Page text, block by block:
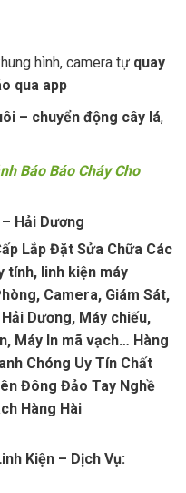
hình, camera tự quay
qua app
– chuyển động cây lá,
Báo Báo Cháy Cho
Hải Dương
Lắp Đặt Sửa Chữa Các
tính, linh kiện máy
Camera, Giám Sát,
Dương, Máy chiếu,
Máy In mã vạch… Hàng
Chóng Uy Tín Chất
Đông Đảo Tay Nghề
Hàng Hài
Kiện – Dịch Vụ: